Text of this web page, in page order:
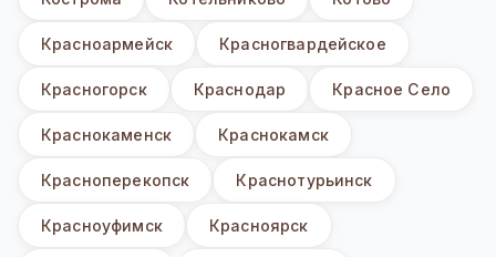
Красноармейск Красногвардейское
Красногорск Краснодар Красное Село
Краснокаменск Краснокамск
Красноперекопск Краснотурьинск
Красноуфимск Красноярск